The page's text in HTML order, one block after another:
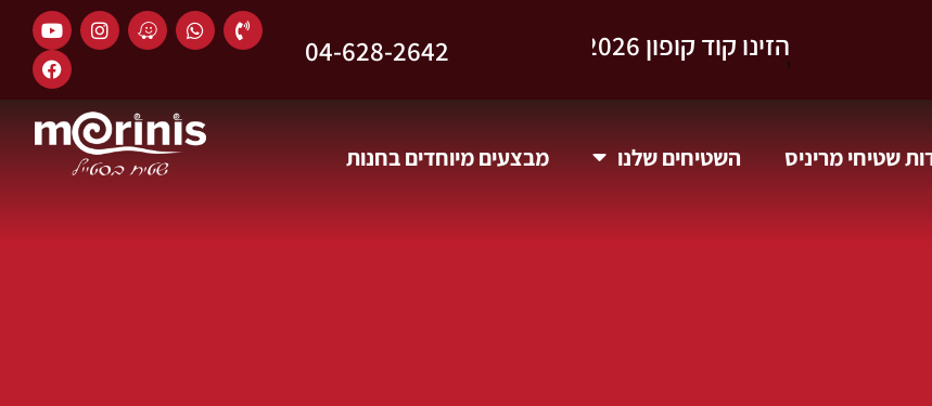
וקבלו 10% הנחה. 04-628-2642
שטיחי מריניס השטיחים שלנו
מבצעים מיוחדים בחנות